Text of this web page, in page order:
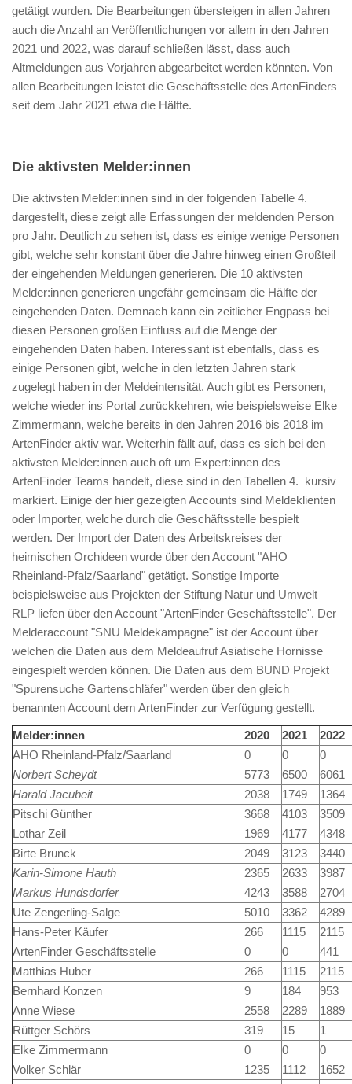
getätigt wurden. Die Bearbeitungen übersteigen in allen Jahren
auch die Anzahl an Veröffentlichungen vor allem in den Jahren
2021 und 2022, was darauf schließen lässt, dass auch
Altmeldungen aus Vorjahren abgearbeitet werden könnten. Von
allen Bearbeitungen leistet die Geschäftsstelle des ArtenFinders
seit dem Jahr 2021 etwa die Hälfte.
Die aktivsten Melder:innen
Die aktivsten Melder:innen sind in der folgenden Tabelle 4.
dargestellt, diese zeigt alle Erfassungen der meldenden Person
pro Jahr. Deutlich zu sehen ist, dass es einige wenige Personen
gibt, welche sehr konstant über die Jahre hinweg einen Großteil
der eingehenden Meldungen generieren. Die 10 aktivsten
Melder:innen generieren ungefähr gemeinsam die Hälfte der
eingehenden Daten. Demnach kann ein zeitlicher Engpass bei
diesen Personen großen Einfluss auf die Menge der
eingehenden Daten haben. Interessant ist ebenfalls, dass es
einige Personen gibt, welche in den letzten Jahren stark
zugelegt haben in der Meldeintensität. Auch gibt es Personen,
welche wieder ins Portal zurückkehren, wie beispielsweise Elke
Zimmermann, welche bereits in den Jahren 2016 bis 2018 im
ArtenFinder aktiv war. Weiterhin fällt auf, dass es sich bei den
aktivsten Melder:innen auch oft um Expert:innen des
ArtenFinder Teams handelt, diese sind in den Tabellen 4. kursiv
markiert. Einige der hier gezeigten Accounts sind Meldeklienten
oder Importer, welche durch die Geschäftsstelle bespielt
werden. Der Import der Daten des Arbeitskreises der
heimischen Orchideen wurde über den Account "AHO
Rheinland-Pfalz/Saarland" getätigt. Sonstige Importe
beispielsweise aus Projekten der Stiftung Natur und Umwelt
RLP liefen über den Account "ArtenFinder Geschäftsstelle". Der
Melderaccount "SNU Meldekampagne" ist der Account über
welchen die Daten aus dem Meldeaufruf Asiatische Hornisse
eingespielt werden können. Die Daten aus dem BUND Projekt
"Spurensuche Gartenschläfer" werden über den gleich
benannten Account dem ArtenFinder zur Verfügung gestellt.
Melder:innen 2020 2021
2022
AHO Rheinland-Pfalz/Saarland
0 0
0
Norbert Scheydt
5773 6500
6061
Harald Jacubeit
2038 1749
1364
Pitschi Günther
3668 4103
3509
Lothar Zeil
1969 4177
4348
Birte Brunck
2049 3123
3440
Karin-Simone Hauth
2365 2633
3987
Markus Hundsdorfer
4243 3588
2704
Ute Zengerling-Salge
5010 3362
4289
Hans-Peter Käufer
266 1115
2115
ArtenFinder Geschäftsstelle
0 0
441
Matthias Huber
266 1115
2115
Bernhard Konzen
9 184
953
Anne Wiese
2558 2289
1889
Rüttger Schörs
319 15
1
Elke Zimmermann
0 0
0
Volker Schlär
1235 1112
1652